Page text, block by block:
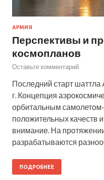
АРМИЯ
Перспективы и
космопланов
Оставьте комментарий
Последний старт шаттла
г. Концепция
орбитальным
положительных качеств
внимание. На
разрабатываются
ПОДРОБНЕЕ